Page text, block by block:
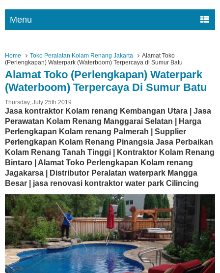
Menu
Home Toko Peralatan Kolam Renang Jakarta
Alamat Toko
(Perlengkapan) Waterpark (Waterboom) Terpercaya di Sumur Batu
Alamat Toko (Perlengkapan) Waterpark
(Waterboom) Terpercaya Di Sumur Batu
Thursday, July 25th 2019.
Jasa kontraktor Kolam renang Kembangan Utara | Jasa
Perawatan Kolam Renang Manggarai Selatan | Harga
Perlengkapan Kolam renang Palmerah | Supplier
Perlengkapan Kolam Renang Pinangsia Jasa Perbaikan
Kolam Renang Tanah Tinggi | Kontraktor Kolam Renang
Bintaro | Alamat Toko Perlengkapan Kolam renang
Jagakarsa | Distributor Peralatan waterpark Mangga
Besar | jasa renovasi kontraktor water park Cilincing